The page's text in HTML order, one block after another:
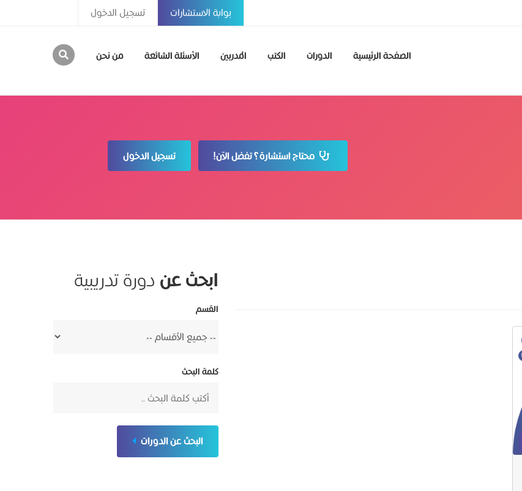
تسجيل الدخول بوابة الاستشارات
الصفحة الرئيسية الدورات الكتب المدربين الأسئلة الشائعة من نحن
محتاج استشارة؟ تفضل الآن! تسجيل الدخول
ابحث عن دورة تدريبية
القسم
كلمة البحث
البحث عن الدورات